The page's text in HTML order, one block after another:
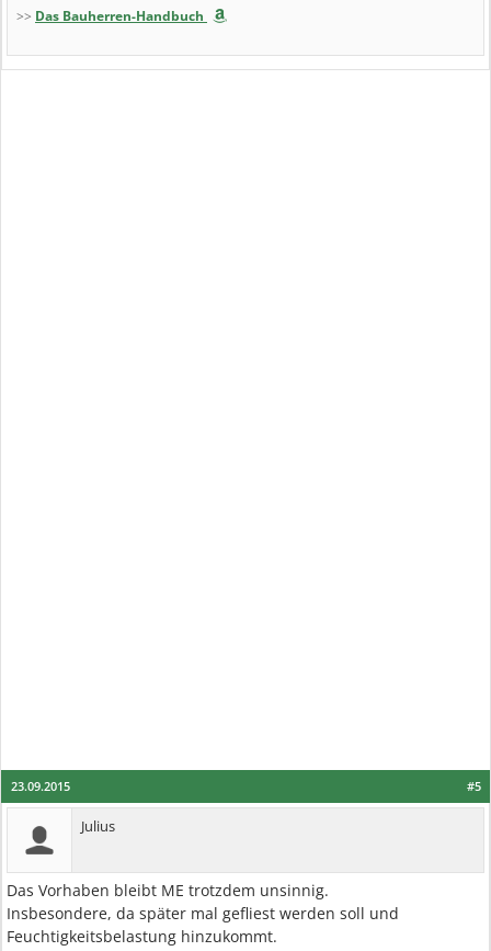
>> Das Bauherren-Handbuch
#5
23.09.2015
Julius
Das Vorhaben bleibt ME trotzdem unsinnig.
Insbesondere, da später mal gefliest werden soll und
Feuchtigkeitsbelastung hinzukommt.